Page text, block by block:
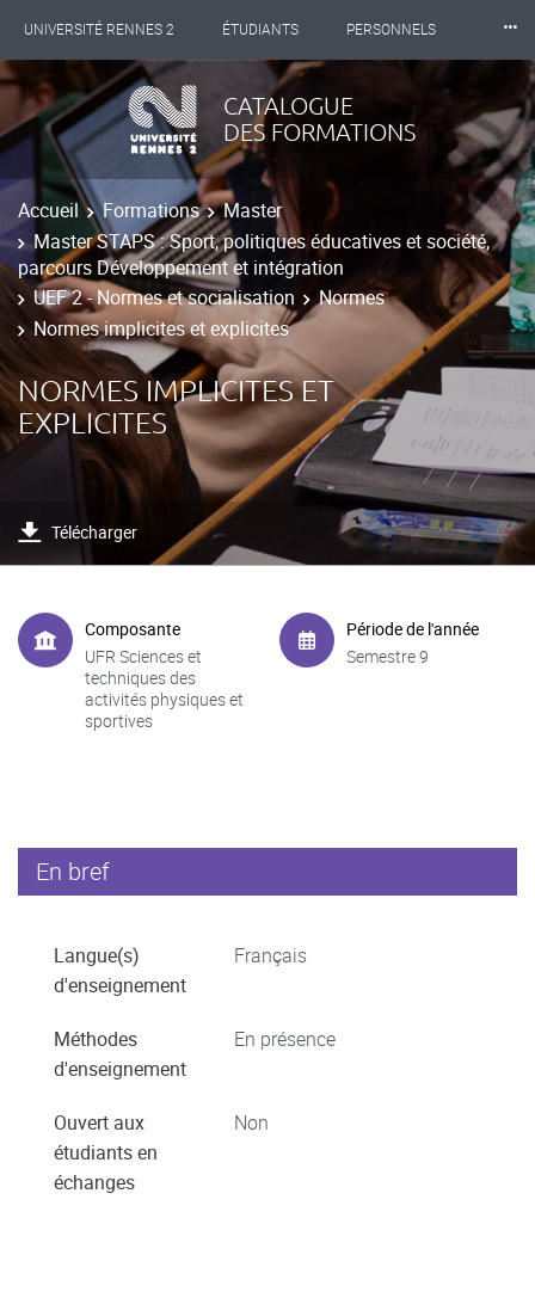
UNIVERSITÉ RENNES 2 ÉTUDIANTS PERSONNELS
INTERNATIONAL PROFESSIONNELS BIBLIOTHÈQUES
LES NOUVELLES DE RENNES 2
⸱⸱⸱
CATALOGUE
DES FORMATIONS
Accueil Formations
Master
Master STAPS : Sport, politiques éducatives et société,
parcours Développement et intégration
UEF 2 - Normes et socialisation
Normes
Normes implicites et explicites
NORMES IMPLICITES ET
EXPLICITES
Télécharger
Composante
UFR Sciences et
techniques des
activités physiques et
sportives
Période de l'année
Semestre 9
En bref
Langue(s)
d'enseignement
Français
Méthodes
d'enseignement
En présence
Ouvert aux
étudiants en
échanges
Non